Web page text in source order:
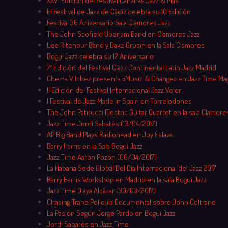
El Festival de Jazz de Cádiz celebra su 10 Edición
Festival 36 Aniversario Sala Clamores Jazz
The John Scofield Überjam Band en Clamores Jazz
Lee Ritenour Band y Dave Grusin en la Sala Clamores
Bogui Jazz celebra su 12 Aniversario
7ª Edición del Festival Clazz Continental Latin Jazz Madrid
Chema Vilchez presenta «Music & Change» en Jazz Time
II Edición del Festival Internacional Jazz Vejer
I Festival de Jazz Made in Spain en Torrelodones
The John Patitucci Electric Guitar Quartet en la sala
Jazz Time Jordi Sabatés (13/04/2017)
AP Big Band Plays Radiohead en Joy Eslava
Barry Harris en la Sala Bogui Jazz
Jazz Time Aarón Pozón (06/04/2017)
La Habana Sede Global Del Día Internacional del Jazz 2017
Barry Harris Workshop en Madrid en la sala Bogui Jazz
Jazz Time Olaya Alcázar (30/03/2017)
Chasing Trane Película Documental sobre John Coltrane
La Pasión Según Jorge Pardo en Bogui Jazz
Jordi Sabatés en Jazz Time